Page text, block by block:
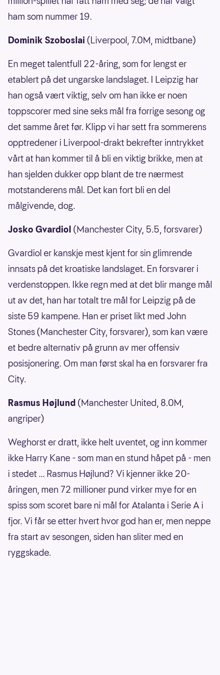
ham som nummer 19.
Dominik Szoboslai (Liverpool, 7.0M, midtbane)
En meget talentfull 22-åring, som for lengst er
etablert på det ungarske landslaget. I Leipzig har
han også vært viktig, selv om han ikke er noen
toppscorer med sine seks mål fra forrige sesong og
det samme året før. Klipp vi har sett fra sommerens
opptredener i Liverpool-drakt bekrefter inntrykket
vårt at han kommer til å bli en viktig brikke, men at
han sjelden dukker opp blant de tre nærmest
motstanderens mål. Det kan fort bli en del
målgivende, dog.
Josko Gvardiol (Manchester City, 5.5, forsvarer)
Gvardiol er kanskje mest kjent for sin glimrende
innsats på det kroatiske landslaget. En forsvarer i
verdenstoppen. Ikke regn med at det blir mange mål
ut av det, han har totalt tre mål for Leipzig på de
siste 59 kampene. Han er priset likt med John
Stones (Manchester City, forsvarer), som kan være
et bedre alternativ på grunn av mer offensiv
posisjonering. Om man først skal ha en forsvarer fra
City.
Rasmus Højlund (Manchester United, 8.0M,
angriper)
Weghorst er dratt, ikke helt uventet, og inn kommer
ikke Harry Kane - som man en stund håpet på - men
i stedet ... Rasmus Højlund? Vi kjenner ikke 20-
åringen, men 72 millioner pund virker mye for en
spiss som scoret bare ni mål for Atalanta i Serie A i
fjor. Vi får se etter hvert hvor god han er, men neppe
fra start av sesongen, siden han sliter med en
ryggskade.